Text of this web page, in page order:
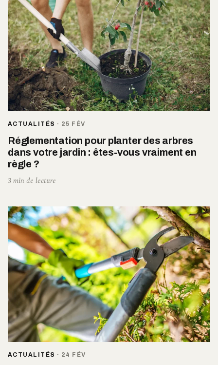
ACTUALITÉS · 25 FÉV
Réglementation pour planter des arbres
dans votre jardin : êtes-vous vraiment en
règle ?
3 min de lecture
ACTUALITÉS · 24 FÉV